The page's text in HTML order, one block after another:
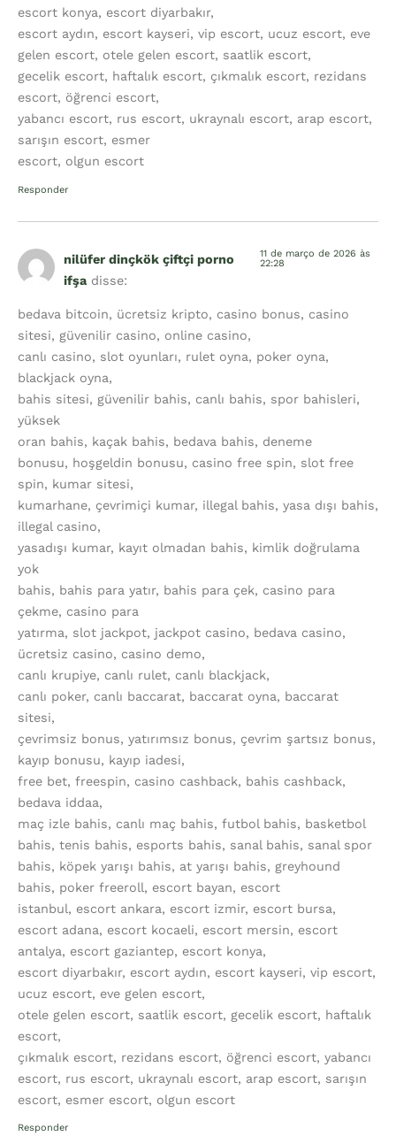
escort konya, escort diyarbakır,
escort aydın, escort kayseri, vip escort, ucuz escort, eve
gelen escort, otele gelen escort, saatlik escort,
gecelik escort, haftalık escort, çıkmalık escort, rezidans
escort, öğrenci escort,
yabancı escort, rus escort, ukraynalı escort, arap escort,
sarışın escort, esmer
escort, olgun escort
Responder
nilüfer dinçkök çiftçi porno
ifşa disse:
11 de março de 2026 às
22:28
bedava bitcoin, ücretsiz kripto, casino bonus, casino
sitesi, güvenilir casino, online casino,
canlı casino, slot oyunları, rulet oyna, poker oyna,
blackjack oyna,
bahis sitesi, güvenilir bahis, canlı bahis, spor bahisleri,
yüksek
oran bahis, kaçak bahis, bedava bahis, deneme
bonusu, hoşgeldin bonusu, casino free spin, slot free
spin, kumar sitesi,
kumarhane, çevrimiçi kumar, illegal bahis, yasa dışı bahis,
illegal casino,
yasadışı kumar, kayıt olmadan bahis, kimlik doğrulama
yok
bahis, bahis para yatır, bahis para çek, casino para
çekme, casino para
yatırma, slot jackpot, jackpot casino, bedava casino,
ücretsiz casino, casino demo,
canlı krupiye, canlı rulet, canlı blackjack,
canlı poker, canlı baccarat, baccarat oyna, baccarat
sitesi,
çevrimsiz bonus, yatırımsız bonus, çevrim şartsız bonus,
kayıp bonusu, kayıp iadesi,
free bet, freespin, casino cashback, bahis cashback,
bedava iddaa,
maç izle bahis, canlı maç bahis, futbol bahis, basketbol
bahis, tenis bahis, esports bahis, sanal bahis, sanal spor
bahis, köpek yarışı bahis, at yarışı bahis, greyhound
bahis, poker freeroll, escort bayan, escort
istanbul, escort ankara, escort izmir, escort bursa,
escort adana, escort kocaeli, escort mersin, escort
antalya, escort gaziantep, escort konya,
escort diyarbakır, escort aydın, escort kayseri, vip escort,
ucuz escort, eve gelen escort,
otele gelen escort, saatlik escort, gecelik escort, haftalık
escort,
çıkmalık escort, rezidans escort, öğrenci escort, yabancı
escort, rus escort, ukraynalı escort, arap escort, sarışın
escort, esmer escort, olgun escort
Responder